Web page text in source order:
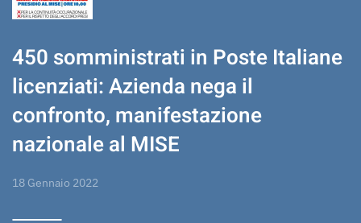
450 somministrati in Poste Italiane
licenziati: Azienda nega il
confronto, manifestazione
nazionale al MISE
18 Gennaio 2022